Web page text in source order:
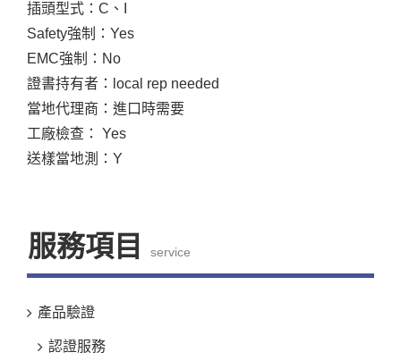
插頭型式：C、I
Safety強制：Yes
EMC強制：No
證書持有者：local rep needed
當地代理商：進口時需要
工廠檢查： Yes
送樣當地測：Y
服務項目 service
產品驗證
認證服務